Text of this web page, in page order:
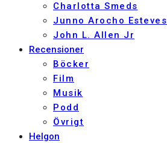
Charlotta Smeds
Junno Arocho Esteves
John L. Allen Jr
Recensioner
Böcker
Film
Musik
Podd
Övrigt
Helgon